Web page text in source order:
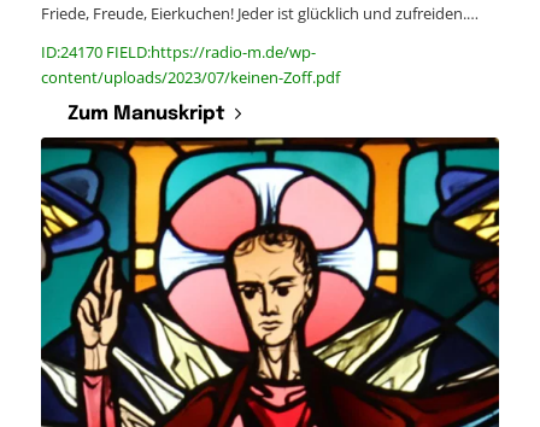
Friede, Freude, Eierkuchen! Jeder ist glücklich und zufreiden.…
ID:24170 FIELD:https://radio-m.de/wp-
content/uploads/2023/07/keinen-Zoff.pdf
Zum Manuskript